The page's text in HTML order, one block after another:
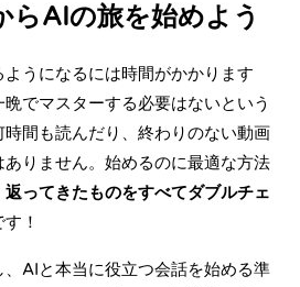
らAIの旅を始めよう
うになるには時間がかかります
でマスターする必要はないという
間も読んだり、終わりのない動画
りません。始めるのに最適な方法
ってきたものをすべてダブルチェ
す！
AIと本当に役立つ会話を始める準